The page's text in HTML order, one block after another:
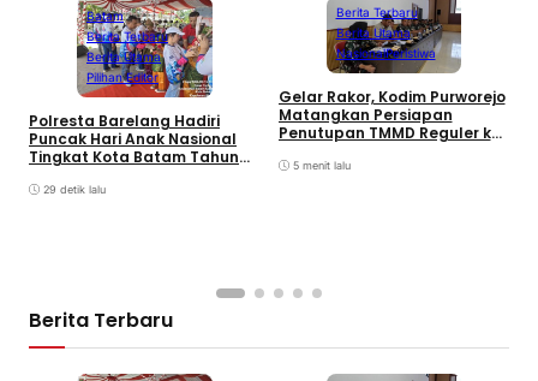
Batam
Berita Terbaru
Berita Utama
Pilihan Editor
Polresta Barelang Hadiri
Puncak Hari Anak Nasional
Tingkat Kota Batam Tahun
29 detik lalu
Berita Terbaru
Berita Utama
NasionalPeristiwa
Gelar Rakor, Kodim Purworejo
Matangkan Persiapan
Penutupan TMMD Reguler ke-
5 menit lalu
Berita Terbaru